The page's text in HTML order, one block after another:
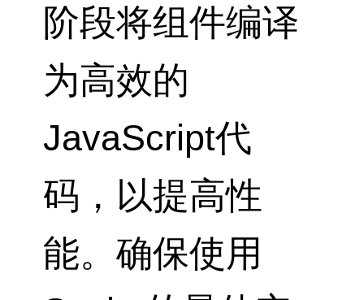
阶段将组件编译
为高效的
JavaScript代
码，以提高性
能。确保使用